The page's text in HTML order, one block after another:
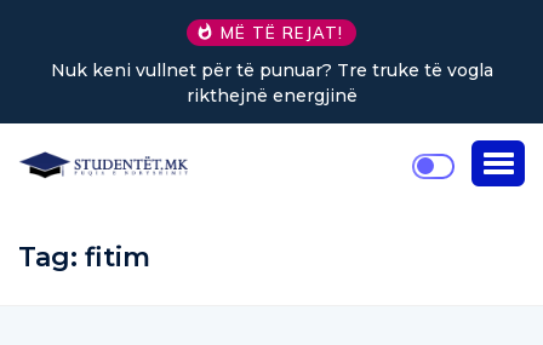
MË TË REJAT!
Nuk keni vullnet për të punuar? Tre truke të vogla
rikthejnë energjinë
Tag: fitim